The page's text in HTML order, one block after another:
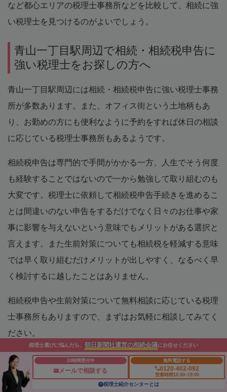
など都心エリアの税理士事務所などを比較して、相続に強
い税理士を見つけるのがよいでしょう。
青山一丁目駅周辺で相続・相続税申告に
強い税理士をお探しの方へ
青山一丁目駅周辺には相続・相続税申告に強い税理士事務
所が多数あります。また、オフィス街という土地柄もあ
り、お勤めの方にも便利なように予約をすれば休日の相談
に応じている税理士事務所もあるようです。
相続税申告は専門的で手間がかかる一方、人生でそう何度
も経験することではないので一から勉強して取り組むのも
大変です。税理士に依頼して相続税申告手続きを進めるこ
とは間違いのない申告をするだけでなく日々のお仕事や家
事に影響を与えないという意味でもメリットがある選択と
言えます。また生前対策についても相続税を軽減する意味
では早く取り組むだけメリットが出しやすく、なるべく早
く検討するに越したことはありません。
相続税申告や生前対策について無料相談に応じている税理
士事務所もありますので、まずはお気軽に相談してみてく
ださい。
本テキストは2023年12月時点の情報に基づいています
税理士選びに悩んだら、 朝日新聞社運営の相続会議にお任せください
24時間受付中
メールで相談する
無料電話する
0120-402-092
営業時間10:00~19:00
税理士紹介センターとは